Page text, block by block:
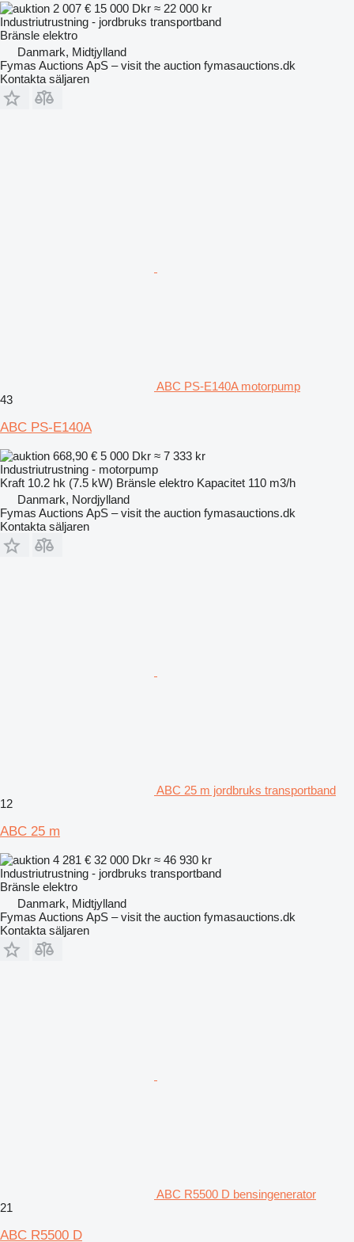
2 007 € 15 000 Dkr ≈ 22 000 kr
Industriutrustning - jordbruks transportband
Bränsle elektro
Danmark, Midtjylland
Fymas Auctions ApS – visit the auction fymasauctions.dk
Kontakta säljaren
ABC PS-E140A motorpump
43
ABC PS-E140A
668,90 € 5 000 Dkr ≈ 7 333 kr
Industriutrustning - motorpump
Kraft 10.2 hk (7.5 kW) Bränsle elektro Kapacitet 110 m3/h
Danmark, Nordjylland
Fymas Auctions ApS – visit the auction fymasauctions.dk
Kontakta säljaren
ABC 25 m jordbruks transportband
12
ABC 25 m
4 281 € 32 000 Dkr ≈ 46 930 kr
Industriutrustning - jordbruks transportband
Bränsle elektro
Danmark, Midtjylland
Fymas Auctions ApS – visit the auction fymasauctions.dk
Kontakta säljaren
ABC R5500 D bensingenerator
21
ABC R5500 D